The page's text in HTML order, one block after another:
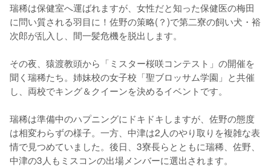
瑞稀は保健室へ運ばれますが、女性だと知った保健医の梅田
に問い質される羽目に！佐野の策略(？)で第二寮の飼い犬・裕
次郎が乱入し、間一髪危機を脱出します。
その夜、猿渡教頭から「ミスター桜咲コンテスト」の開催を
聞く瑞稀たち。姉妹校の女子校「聖ブロッサム学園」と共催
し、両校でキング＆クイーンを決めるイベントです。
瑞稀は準備中のハプニングにドキドキしますが、佐野の態度
は相変わらずの様子。一方、中津は2人のやり取りを複雑な表
情で見つめていました。後日、3寮長らとともに瑞稀、佐野、
中津の3人もミスコンの出場メンバーに選出されます。